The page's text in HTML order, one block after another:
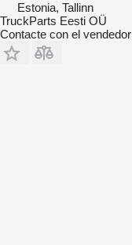
Estonia, Tallinn
TruckParts Eesti OÜ
Contacte con el vendedor